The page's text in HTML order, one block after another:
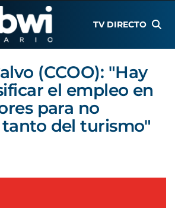
TV DIRECTO
(CCOO): "Hay
el empleo en
para no
del turismo"